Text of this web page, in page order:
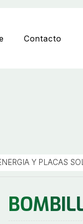
Contacto
Y PLACAS